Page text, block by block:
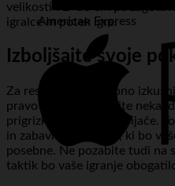
American Express
velikosti 92×58 cm pa
igralce in potek igre.
Izboljšajte svoje
Za resnično nepozabno
pravo vzdušje. Dodajte nekaj
prigrizke in osvežilne pijače.
in zabavnemu okolju, ki bo
posebne. Ne pozabite tudi na
taktik bo vaše igranje